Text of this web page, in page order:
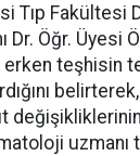
Tıp Fakültesi
Dr. Öğr. Üyesi
teşhisin
uzmanı